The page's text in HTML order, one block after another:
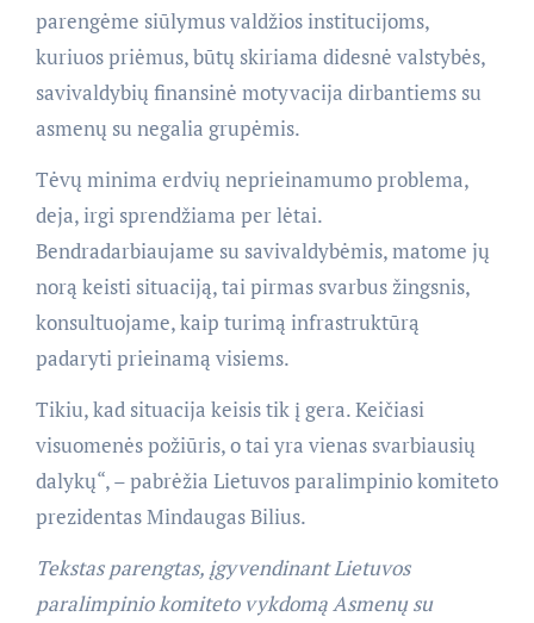
parengėme siūlymus valdžios institucijoms,
kuriuos priėmus, būtų skiriama didesnė valstybės,
savivaldybių finansinė motyvacija dirbantiems su
asmenų su negalia grupėmis.
Tėvų minima erdvių neprieinamumo problema,
deja, irgi sprendžiama per lėtai.
Bendradarbiaujame su savivaldybėmis, matome jų
norą keisti situaciją, tai pirmas svarbus žingsnis,
konsultuojame, kaip turimą infrastruktūrą
padaryti prieinamą visiems.
Tikiu, kad situacija keisis tik į gera. Keičiasi
visuomenės požiūris, o tai yra vienas svarbiausių
dalykų“, – pabrėžia Lietuvos paralimpinio komiteto
prezidentas Mindaugas Bilius.
Tekstas parengtas, įgyvendinant Lietuvos
paralimpinio komiteto vykdomą Asmenų su